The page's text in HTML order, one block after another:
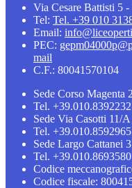
Via Cesare Battisti 5
Tel: Tel. +39 010
Email:
PEC:
mail
C.F.: 80041570104
Sede Corso Magenta
Tel. +39.010.8392232
Sede Via Casotti 11/
Tel. +39.010.8592965
Sede Largo Cattanei
Tel. +39.010.8693580
Codice
Codice fiscale: